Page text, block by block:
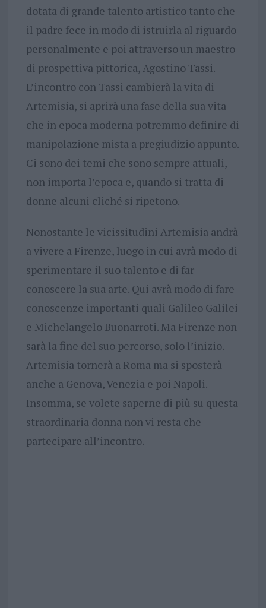
dotata di grande talento artistico tanto che
il padre fece in modo di istruirla al riguardo
personalmente e poi attraverso un maestro
di prospettiva pittorica, Agostino Tassi.
L’incontro con Tassi cambierà la vita di
Artemisia, si aprirà una fase della sua vita
che in epoca moderna potremmo definire di
manipolazione mista a pregiudizio appunto.
Ci sono dei temi che sono sempre attuali,
non importa l’epoca e, quando si tratta di
donne alcuni cliché si ripetono.
Nonostante le vicissitudini Artemisia andrà
a vivere a Firenze, luogo in cui avrà modo di
sperimentare il suo talento e di far
conoscere la sua arte. Qui avrà modo di fare
conoscenze importanti quali Galileo Galilei
e Michelangelo Buonarroti. Ma Firenze non
sarà la fine del suo percorso, solo l’inizio.
Artemisia tornerà a Roma ma si sposterà
anche a Genova, Venezia e poi Napoli.
Insomma, se volete saperne di più su questa
straordinaria donna non vi resta che
partecipare all’incontro.